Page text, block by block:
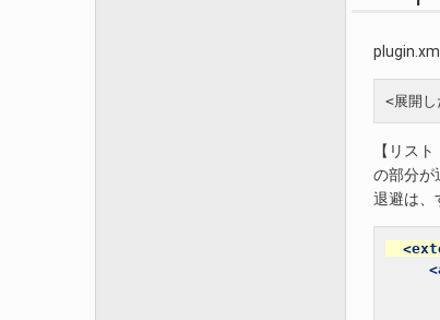
【リス
の部分が
退避は、